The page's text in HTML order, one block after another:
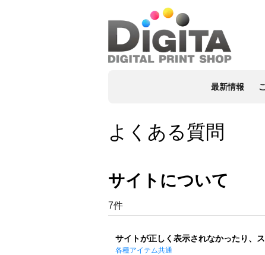
最新情報
よくある質問
サイトについて
7件
サイトが正しく表示されなかったり、
各種アイテム共通